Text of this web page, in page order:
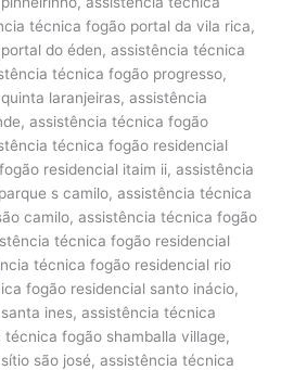
técnica fogão portal da vila rica,
do éden, assistência técnica
técnica fogão progresso,
laranjeiras, assistência
assistência técnica fogão
técnica fogão residencial
residencial itaim ii, assistência
s camilo, assistência técnica
camilo, assistência técnica fogão
técnica fogão residencial
técnica fogão residencial rio
fogão residencial santo inácio,
ines, assistência técnica
fogão shamballa village,
são josé, assistência técnica